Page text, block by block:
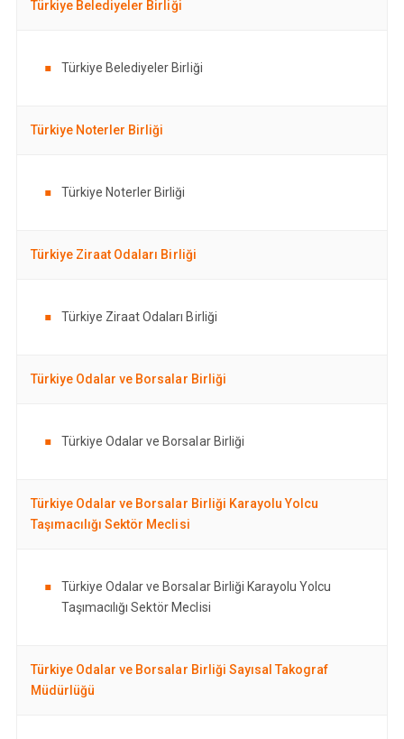
Türkiye Belediyeler Birliği
Türkiye Belediyeler Birliği
Türkiye Noterler Birliği
Türkiye Noterler Birliği
Türkiye Ziraat Odaları Birliği
Türkiye Ziraat Odaları Birliği
Türkiye Odalar ve Borsalar Birliği
Türkiye Odalar ve Borsalar Birliği
Türkiye Odalar ve Borsalar Birliği Karayolu Yolcu
Taşımacılığı Sektör Meclisi
Türkiye Odalar ve Borsalar Birliği Karayolu Yolcu
Taşımacılığı Sektör Meclisi
Türkiye Odalar ve Borsalar Birliği Sayısal Takograf
Müdürlüğü